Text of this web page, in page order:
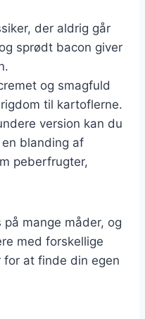
der aldrig går
sprødt bacon giver
og smagfuld
til kartoflerne.
version kan du
blanding af
peberfrugter,
mange måder, og
med forskellige
for at finde din egen